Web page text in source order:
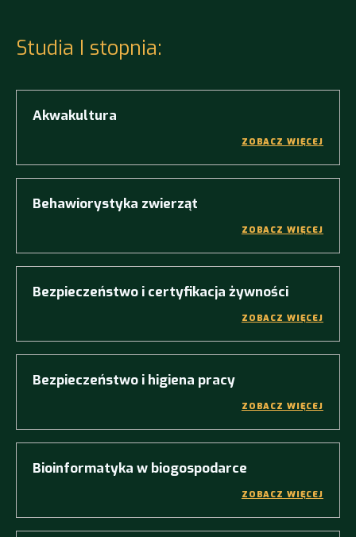
Studia I stopnia:
Akwakultura
ZOBACZ WIĘCEJ
Behawiorystyka zwierząt
ZOBACZ WIĘCEJ
Bezpieczeństwo i certyfikacja żywności
ZOBACZ WIĘCEJ
Bezpieczeństwo i higiena pracy
ZOBACZ WIĘCEJ
Bioinformatyka w biogospodarce
ZOBACZ WIĘCEJ